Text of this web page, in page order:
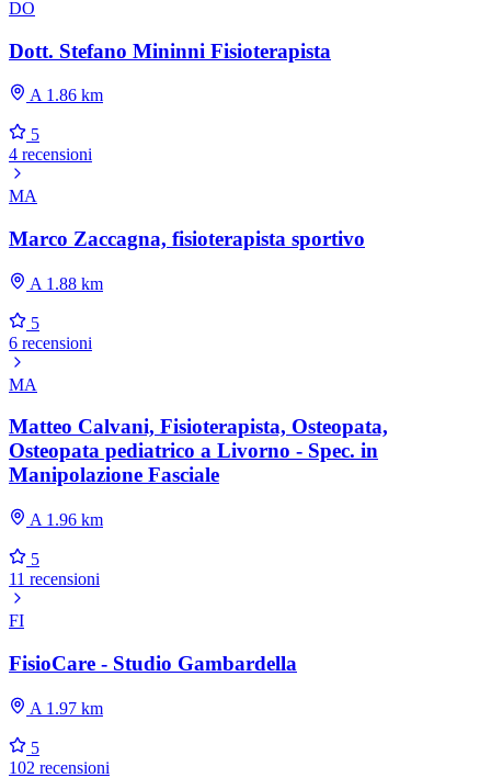
DO
Dott. Stefano Mininni Fisioterapista
A 1.86 km
5
4 recensioni
MA
Marco Zaccagna, fisioterapista sportivo
A 1.88 km
5
6 recensioni
MA
Matteo Calvani, Fisioterapista, Osteopata,
Osteopata pediatrico a Livorno - Spec. in
Manipolazione Fasciale
A 1.96 km
5
11 recensioni
FI
FisioCare - Studio Gambardella
A 1.97 km
5
102 recensioni